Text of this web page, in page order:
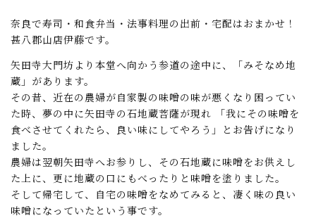
奈良で寿司・和食弁当・法事料理の出前・宅配はおまかせ！
甚八郡山店伊藤です。
矢田寺大門坊より本堂へ向かう参道の途中に、「みそなめ地
蔵」があります。
その昔、近在の農婦が自家製の味噌の味が悪くなり困ってい
た時、夢の中に矢田寺の石地蔵菩薩が現れ 「我にその味噌を
食べさせてくれたら、良い味にしてやろう」とお告げになり
ました。
農婦は翌朝矢田寺へお参りし、その石地蔵に味噌をお供えし
た上に、更に地蔵の口にもべったりと味噌を塗りました。
そして帰宅して、自宅の味噌をなめてみると、凄く味の良い
味噌になっていたという事です。